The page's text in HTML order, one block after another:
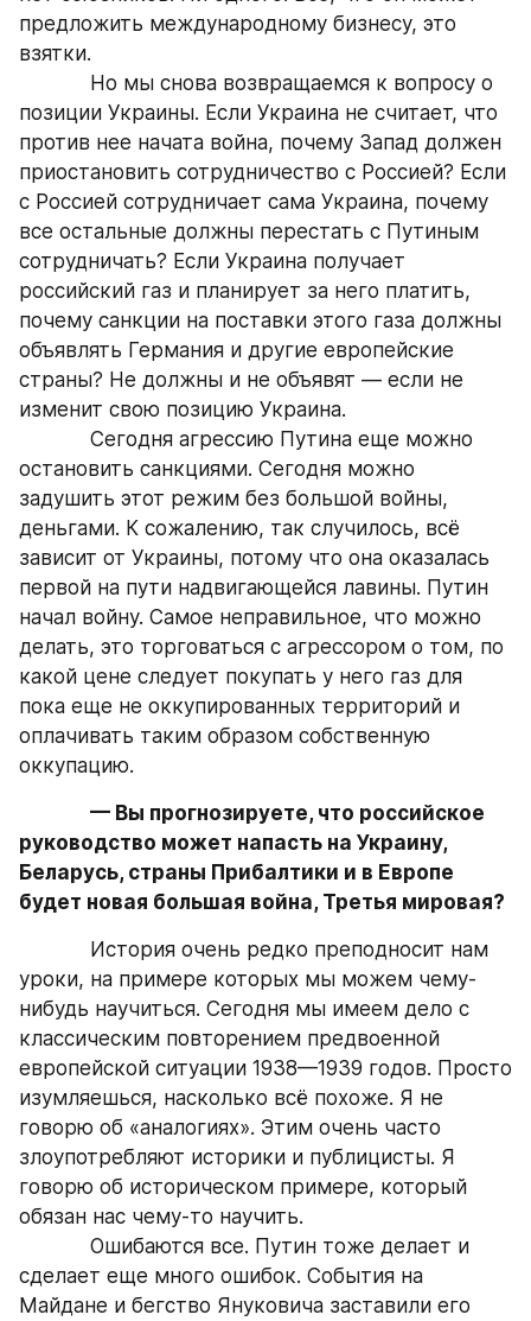
предложить международному бизнесу, это
взятки.
Но мы снова возвращаемся к вопросу о
позиции Украины. Если Украина не считает, что
против нее начата война, почему Запад должен
приостановить сотрудничество с Россией? Если
с Россией сотрудничает сама Украина, почему
все остальные должны перестать с Путиным
сотрудничать? Если Украина получает
российский газ и планирует за него платить,
почему санкции на поставки этого газа должны
объявлять Германия и другие европейские
страны? Не должны и не объявят — если не
изменит свою позицию Украина.
Сегодня агрессию Путина еще можно
остановить санкциями. Сегодня можно
задушить этот режим без большой войны,
деньгами. К сожалению, так случилось, всё
зависит от Украины, потому что она оказалась
первой на пути надвигающейся лавины. Путин
начал войну. Самое неправильное, что можно
делать, это торговаться с агрессором о том, по
какой цене следует покупать у него газ для
пока еще не оккупированных территорий и
оплачивать таким образом собственную
оккупацию.
— Вы прогнозируете, что российское
руководство может напасть на Украину,
Беларусь, страны Прибалтики и в Европе
будет новая большая война, Третья мировая?
История очень редко преподносит нам
уроки, на примере которых мы можем чему-
нибудь научиться. Сегодня мы имеем дело с
классическим повторением предвоенной
европейской ситуации 1938—1939 годов. Просто
изумляешься, насколько всё похоже. Я не
говорю об «аналогиях». Этим очень часто
злоупотребляют историки и публицисты. Я
говорю об историческом примере, который
обязан нас чему-то научить.
Ошибаются все. Путин тоже делает и
сделает еще много ошибок. События на
Майдане и бегство Януковича заставили его